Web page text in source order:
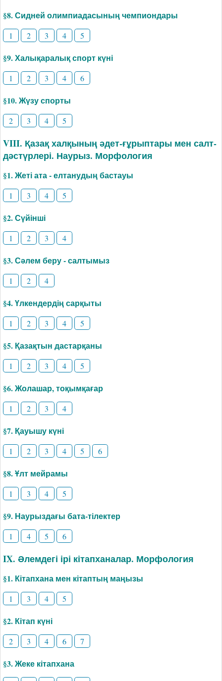
§8. Сидней олимпиадасының чемпиондары
1 2 3 4 5
§9. Халықаралық спорт күні
1 2 3 4 6
§10. Жүзу спорты
2 3 4 5
VIII. Қазақ халқының әдет-ғұрыптары мен салт-
дәстүрлері. Наурыз. Морфология
§1. Жеті ата - елтанудың бастауы
1 3 4 5
§2. Сүйінші
1 2 3 4
§3. Сәлем беру - салтымыз
1 2 4
§4. Үлкендердің сарқыты
1 2 3 4 5
§5. Қазақтын дастарқаны
1 2 3 4 5
§6. Жолашар, тоқымқағар
1 2 3 4
§7. Қауышу күні
1 2 3 4 5 6
§8. Ұлт мейрамы
1 3 4 5
§9. Наурыздағы бата-тілектер
1 4 5 6
IX. Әлемдегі ірі кітапханалар. Морфология
§1. Кітапхана мен кітаптың маңызы
1 3 4 5
§2. Кітап күні
2 3 4 6 7
§3. Жеке кітапхана